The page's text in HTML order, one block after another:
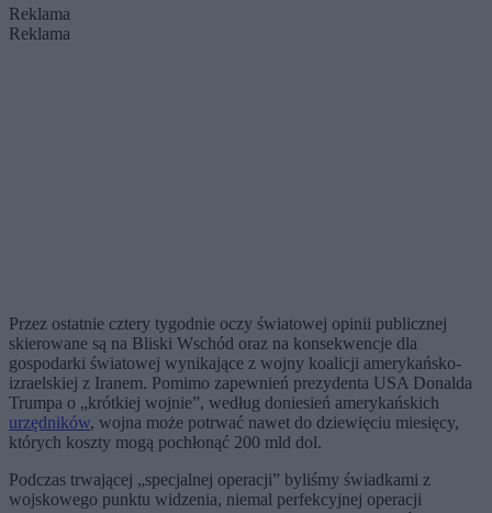
Reklama
Reklama
Przez ostatnie cztery tygodnie oczy światowej opinii publicznej
skierowane są na Bliski Wschód oraz na konsekwencje dla
gospodarki światowej wynikające z wojny koalicji amerykańsko-
izraelskiej z Iranem. Pomimo zapewnień prezydenta USA Donalda
Trumpa o „krótkiej wojnie”, według doniesień amerykańskich
urzędników, wojna może potrwać nawet do dziewięciu miesięcy,
których koszty mogą pochłonąć 200 mld dol.
Podczas trwającej „specjalnej operacji” byliśmy świadkami z
wojskowego punktu widzenia, niemal perfekcyjnej operacji